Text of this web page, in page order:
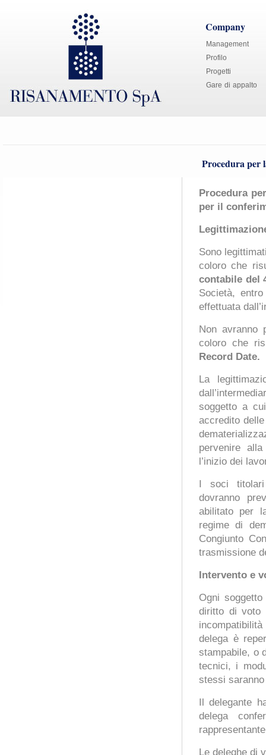
Company
Management
Profilo
Progetti
Gare di appalto
Procedura per
Procedura
per il
Sono
coloro che
contabile del
Società,
effettuata
Non avranno
coloro che
Record Date.
La
soggetto a
accredito
pervenire
l’inizio dei
I soci titolari
dovranno
abilitato per
regime di
Congiunto
trasmissione
Intervento e
Ogni
diritto di voto
delega è
stampabile, o
tecnici, i
stessi
Il delegante
delega
Le deleghe di